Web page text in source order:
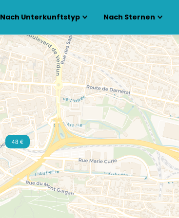
Nach Unterkunftstyp Nach Sternen
48 €